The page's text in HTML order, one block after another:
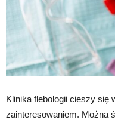
Klinika flebologii cieszy się
zainteresowaniem. Można